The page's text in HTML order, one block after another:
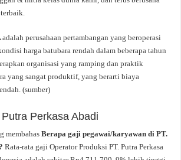
adalah perusahaan pertambangan yang beroperasi
harga batubara rendah dalam beberapa tahun
organisasi yang ramping dan praktik
yang sangat produktif, yang berarti biaya
(sumber)
Perkasa Abadi
membahasBerapa gaji pegawai/karyawan di PT.
Rata-rata gaji Operator Produksi PT. Putra Perkasa